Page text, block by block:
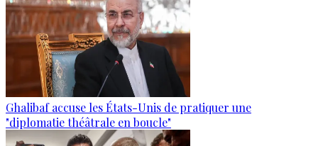
Ghalibaf accuse les États-Unis de pratiquer une
"diplomatie théâtrale en boucle"